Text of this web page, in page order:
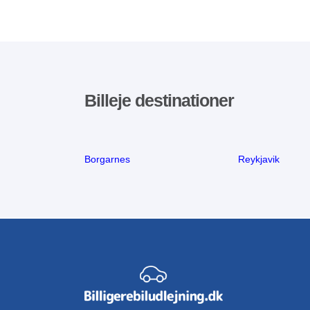
Billeje destinationer
Borgarnes Reykjavik